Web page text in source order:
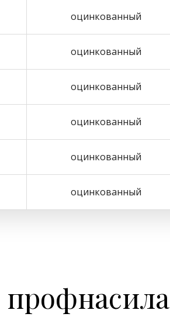
оцинкованный
оцинкованный
оцинкованный
оцинкованный
оцинкованный
оцинкованный